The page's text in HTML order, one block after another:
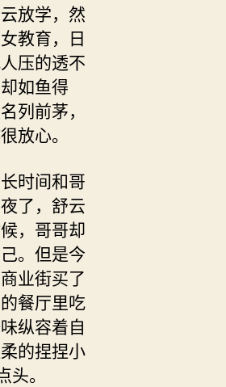
放学，然
教育，日
压的透不
如鱼得
列前茅，
放心。
时间和哥
了，舒云
，哥哥却
。但是今
业街买了
餐厅里吃
纵容着自
的捏捏小
。